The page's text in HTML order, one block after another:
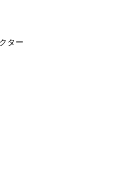
リアたちの育成・販売を経
ますのでご安心ください。
つけのレクチャーも致しま
入をお考えの際は、是非当
ても美しい毛並みが大きな
とても上品な毛並みをしてい
まうので、定期的なお手入
んだり、カットしたりと飼
楽しむことが出来ます。 ご
お問い合わせ下さい。